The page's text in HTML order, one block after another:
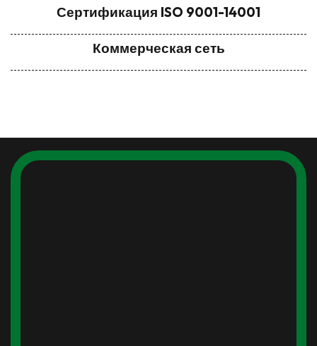
Сертификация ISO 9001-14001
Коммерческая сеть